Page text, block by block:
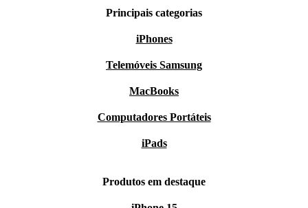
Principais categorias
iPhones
Telemóveis Samsung
MacBooks
Computadores Portáteis
iPads
Produtos em destaque